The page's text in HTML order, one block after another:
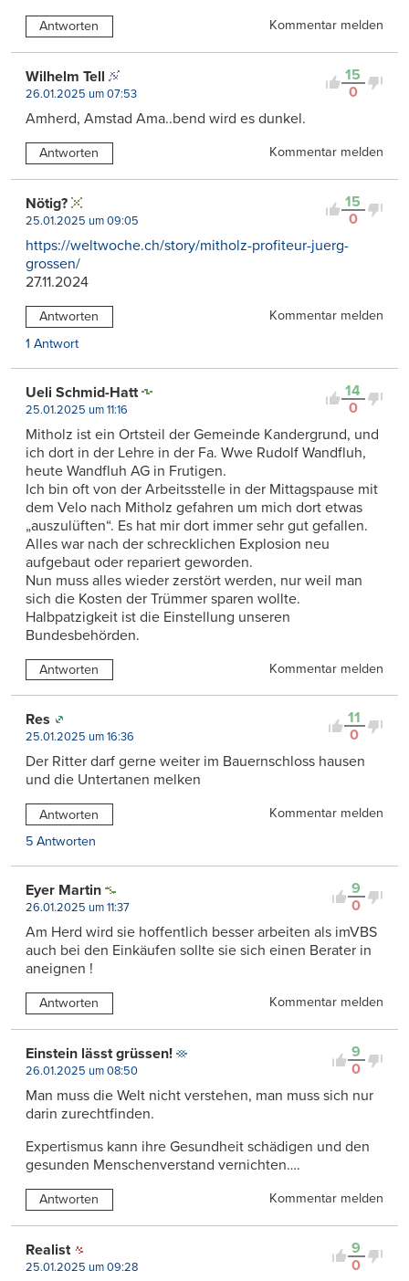
Antworten Kommentar melden
15
0
Wilhelm Tell
26.01.2025 um 07:53
Amherd, Amstad Ama..bend wird es dunkel.
Antworten Kommentar melden
15
0
Nötig?
25.01.2025 um 09:05
https://weltwoche.ch/story/mitholz-profiteur-juerg-
grossen/
27.11.2024
Antworten
Kommentar melden
1 Antwort
14
0
Ueli Schmid-Hatt
25.01.2025 um 11:16
Mitholz ist ein Ortsteil der Gemeinde Kandergrund, und
ich dort in der Lehre in der Fa. Wwe Rudolf Wandfluh,
heute Wandfluh AG in Frutigen.
Ich bin oft von der Arbeitsstelle in der Mittagspause mit
dem Velo nach Mitholz gefahren um mich dort etwas
„auszulüften“. Es hat mir dort immer sehr gut gefallen.
Alles war nach der schrecklichen Explosion neu
aufgebaut oder repariert geworden.
Nun muss alles wieder zerstört werden, nur weil man
sich die Kosten der Trümmer sparen wollte.
Halbpatzigkeit ist die Einstellung unseren
Bundesbehörden.
Antworten Kommentar melden
11
0
Res
25.01.2025 um 16:36
Der Ritter darf gerne weiter im Bauernschloss hausen
und die Untertanen melken
Antworten
Kommentar melden
5 Antworten
9
0
Eyer Martin
26.01.2025 um 11:37
Am Herd wird sie hoffentlich besser arbeiten als imVBS
auch bei den Einkäufen sollte sie sich einen Berater in
aneignen !
Antworten Kommentar melden
9
0
Einstein lässt grüssen!
26.01.2025 um 08:50
Man muss die Welt nicht verstehen, man muss sich nur
darin zurechtfinden.
Expertismus kann ihre Gesundheit schädigen und den
gesunden Menschenverstand vernichten….
Antworten Kommentar melden
9
0
Realist
25.01.2025 um 09:28